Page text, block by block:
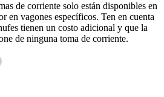
de corriente solo están disponibles en
en vagones específicos. Ten en cuenta
tienen un costo adicional y que la
de ninguna toma de corriente.